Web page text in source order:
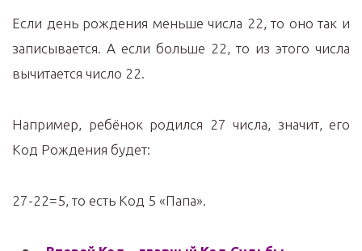
Если день рождения меньше числа 22, то оно так и
записывается. А если больше 22, то из этого числа
вычитается число 22.
Например, ребёнок родился 27 числа, значит, его
Код Рождения будет:
27-22=5, то есть Код 5 «Папа».